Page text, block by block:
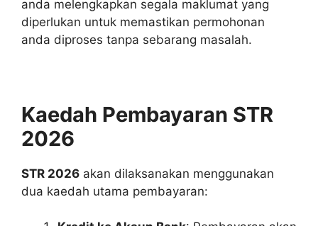
anda melengkapkan segala maklumat yang
diperlukan untuk memastikan permohonan
anda diproses tanpa sebarang masalah.
Kaedah Pembayaran STR
2026
STR 2026 akan dilaksanakan menggunakan
dua kaedah utama pembayaran: